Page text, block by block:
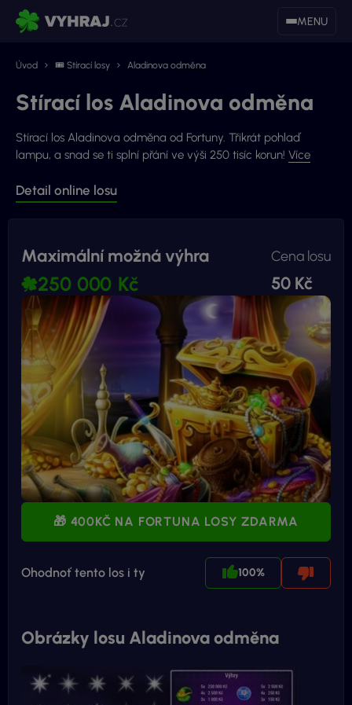
MENU
Úvod 🎟 Stírací losy Aladinova odměna
Stírací los Aladinova odměna
Stírací los Aladinova odměna od Fortuny. Třikrát pohlaď
lampu, a snad se ti splní přání ve výši 250 tisíc korun! Více
Detail online losu
Maximální možná výhra
250 000 Kč
Cena losu
50 Kč
🎁 400KČ NA FORTUNA LOSY ZDARMA
Ohodnoť tento los i ty 100%
Obrázky losu Aladinova odměna